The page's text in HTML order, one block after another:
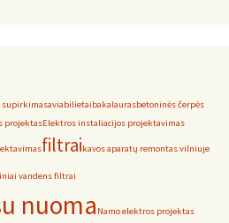
supirkimasaviabilietaibakalaurasbetoninės čerpės
projektasElektros instaliacijos projektavimas
filtraikavos aparatų remontas vilniuje
vandens filtrai
nuoma Namo elektros projektas